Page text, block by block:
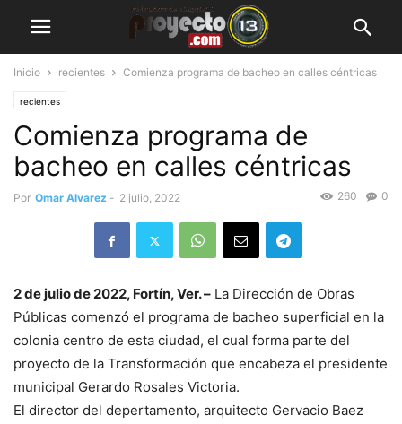
Inicio recientes Comienza programa de bacheo en calles céntricas
recientes
Comienza programa de
bacheo en calles céntricas
Por Omar Alvarez - 2 julio, 2022 0
260
2 de julio de 2022, Fortín, Ver. – La Dirección de Obras
Públicas comenzó el programa de bacheo superficial en la
colonia centro de esta ciudad, el cual forma parte del
proyecto de la Transformación que encabeza el presidente
municipal Gerardo Rosales Victoria.
El director del depertamento, arquitecto Gervacio Baez